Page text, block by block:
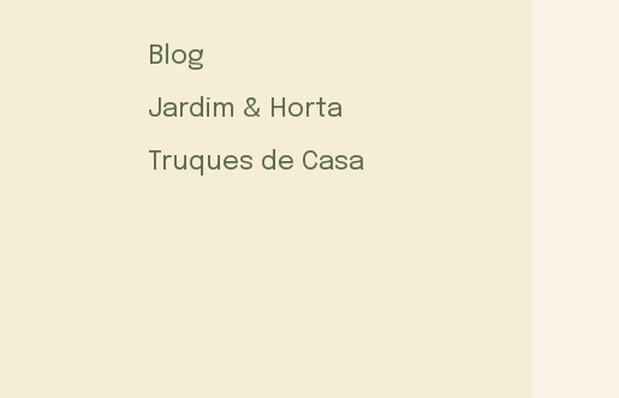
Blog
Jardim & Horta
Truques de Casa